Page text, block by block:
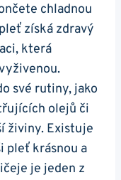
chladnou
získá zdravý
která
své rutiny, ⁣jako
olejů či
živiny. Existuje
pleť krásnou ⁣a
je jeden z